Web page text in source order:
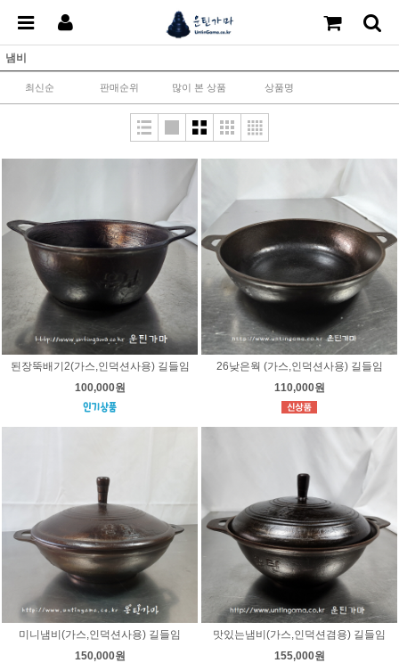
냄비
최신순 판매순위 많이 본 상품 상품명
된장뚝배기2(가스,인덕션사용) 길들임
100,000원
26낮은웍 (가스,인덕션사용) 길들임
110,000원
미니냄비(가스,인덕션사용) 길들임
150,000원
맛있는냄비(가스,인덕션겸용) 길들임
155,000원